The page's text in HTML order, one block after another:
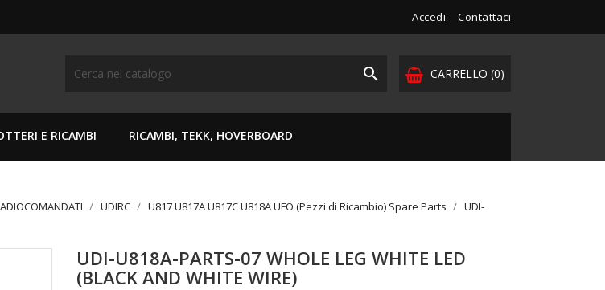
Accedi Contattaci
CARRELLO (0)

E RICAMBI RICAMBI, TEKK, HOVERBOARD
UDIRC U817 U817A U817C U818A UFO (Pezzi di Ricambio) Spare Parts
UDI-
UDI-U818A-PARTS-07 WHOLE LEG WHITE LED
(BLACK AND WHITE WIRE)